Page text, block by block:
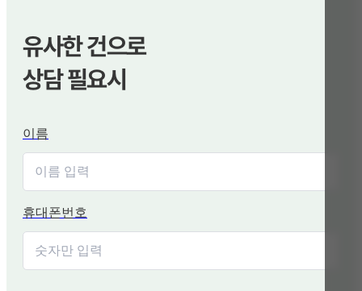
유사한 건으로
상담 필요시
이름
휴대폰번호